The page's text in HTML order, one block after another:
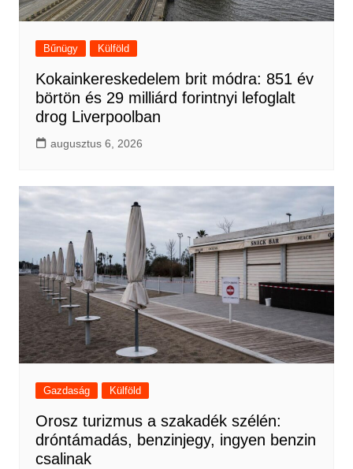
Bűnügy Külföld
Kokainkereskedelem brit módra: 851 év
börtön és 29 milliárd forintnyi lefoglalt
drog Liverpoolban
augusztus 6, 2026
Gazdaság Külföld
Orosz turizmus a szakadék szélén:
dróntámadás, benzinjegy, ingyen benzin
csalinak